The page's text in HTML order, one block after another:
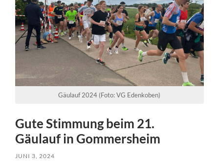
Gäulauf 2024 (Foto: VG Edenkoben)
Gute Stimmung beim 21.
Gäulauf in Gommersheim
JUNI 3, 2024